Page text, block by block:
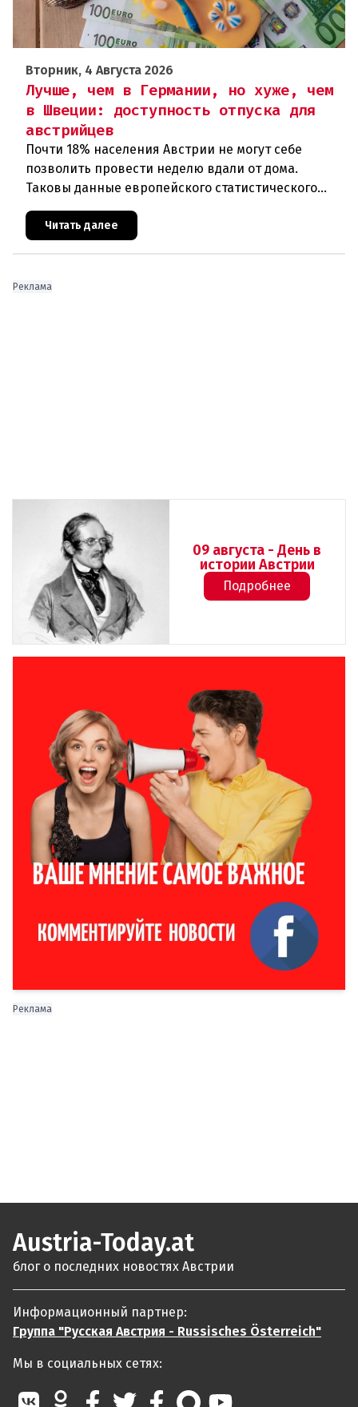
Вторник, 4 Августа 2026
Лучше, чем в Германии, но хуже, чем
в Швеции: доступность отпуска для
австрийцев
Почти 18% населения Австрии не могут себе
позволить провести неделю вдали от дома.
Таковы данные европейского статистического
агентства Eurostat за 2025 год. И хотя ситуация в
стране выглядит лучше ср
Читать далее
Реклама
09 августа - День в
истории Австрии
Подробнее
Реклама
Austria-Today.at
блог о последних новостях Австрии
Информационный партнер:
Группа "Русская Австрия - Russisches Österreich"
Мы в социальных сетях: